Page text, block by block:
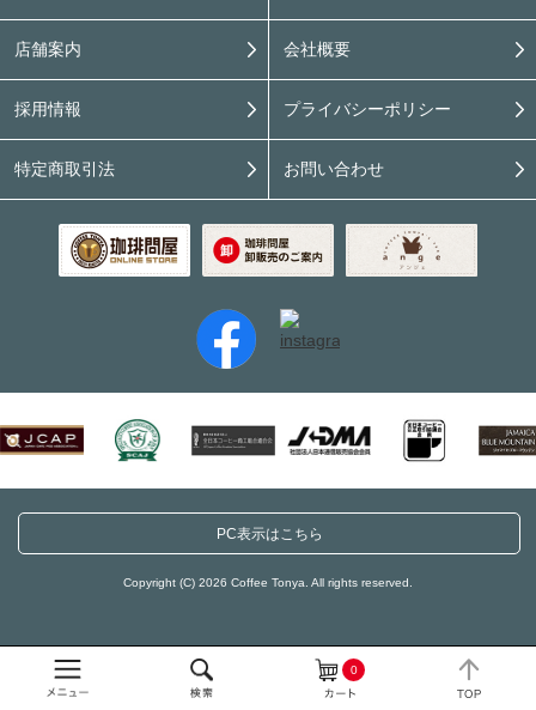
0
店舗案内 会社概要
採用情報 プライバシーポリシー
特定商取引法 お問い合わせ
PC表示はこちら
Copyright (C) 2026 Coffee Tonya. All rights reserved.